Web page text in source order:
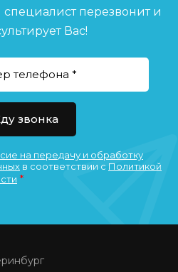
специалист перезвонит и
Вас!
на передачу и обработку
в соответствии с Политикой
*
звонка